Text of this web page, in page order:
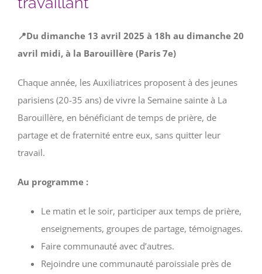
📍Du dimanche 13 avril 2025 à 18h au dimanche 20
avril midi, à la Barouillère (Paris 7e)
Chaque année, les Auxiliatrices proposent à des jeunes
parisiens (20-35 ans) de vivre la Semaine sainte à La
Barouillère, en bénéficiant de temps de prière, de
partage et de fraternité entre eux, sans quitter leur
travail.
Au programme :
Le matin et le soir, participer aux temps de prière,
enseignements, groupes de partage, témoignages.
Faire communauté avec d’autres.
Rejoindre une communauté paroissiale près de